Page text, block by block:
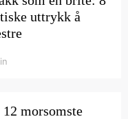
uttrykk å
12 morsomste